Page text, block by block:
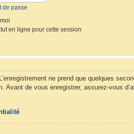
de passe
en ligne pour cette session
ne prend que quelques
Avant de vous enregistrer, assurez-vous